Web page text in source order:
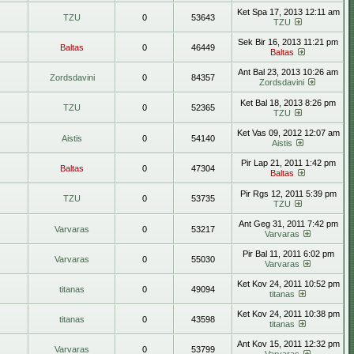
TZU 0 53643
Ket Spa 17, 2013 12:11 am
TZU
Baltas 0 46449
Sek Bir 16, 2013 11:21 pm
Baltas
Zordsdavini 0 84357
Ant Bal 23, 2013 10:26 am
Zordsdavini
TZU 0 52365
Ket Bal 18, 2013 8:26 pm
TZU
Aistis 0 54140
Ket Vas 09, 2012 12:07 am
Aistis
Baltas 0 47304
Pir Lap 21, 2011 1:42 pm
Baltas
TZU 0 53735
Pir Rgs 12, 2011 5:39 pm
TZU
Varvaras 0 53217
Ant Geg 31, 2011 7:42 pm
Varvaras
Varvaras 0 55030
Pir Bal 11, 2011 6:02 pm
Varvaras
titanas 0 49094
Ket Kov 24, 2011 10:52 pm
titanas
titanas 0 43598
Ket Kov 24, 2011 10:38 pm
titanas
Varvaras 0 53799
Ant Kov 15, 2011 12:32 pm